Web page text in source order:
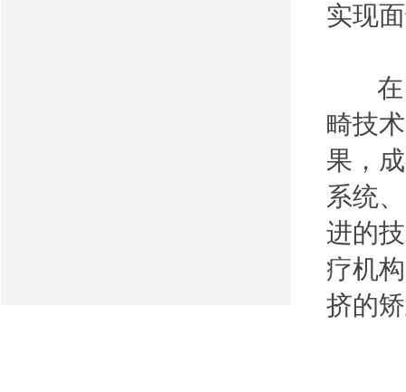
实现
在目
畸技
果，
系统
进的
疗机
挤的